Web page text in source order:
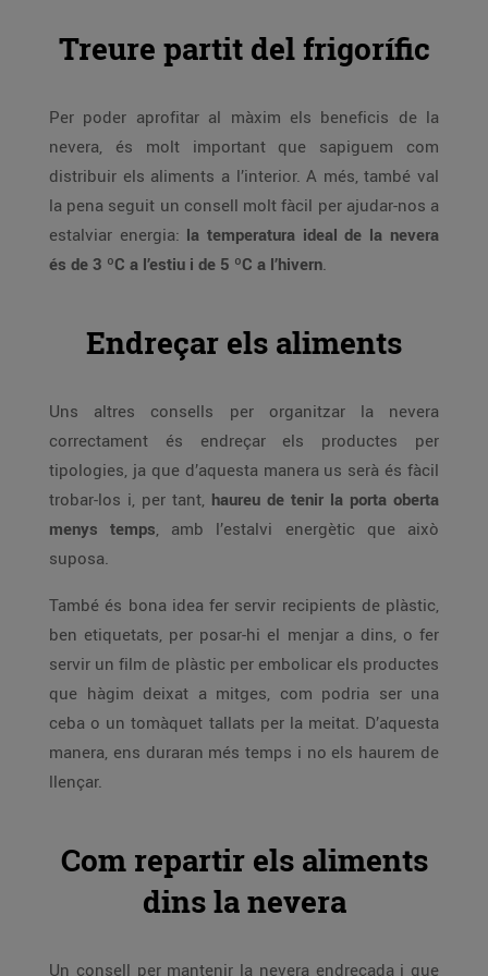
Treure partit del frigorífic
Per poder aprofitar al màxim els beneficis de la
nevera, és molt important que sapiguem com
distribuir els aliments a l’interior. A més, també val
la pena seguit un consell molt fàcil per ajudar-nos a
estalviar energia: la temperatura ideal de la nevera
és de 3 ºC a l’estiu i de 5 ºC a l’hivern.
Endreçar els aliments
Uns altres consells per organitzar la nevera
correctament és endreçar els productes per
tipologies, ja que d’aquesta manera us serà és fàcil
trobar-los i, per tant, haureu de tenir la porta oberta
menys temps, amb l’estalvi energètic que això
suposa.
També és bona idea fer servir recipients de plàstic,
ben etiquetats, per posar-hi el menjar a dins, o fer
servir un film de plàstic per embolicar els productes
que hàgim deixat a mitges, com podria ser una
ceba o un tomàquet tallats per la meitat. D’aquesta
manera, ens duraran més temps i no els haurem de
llençar.
Com repartir els aliments
dins la nevera
Un consell per mantenir la nevera endreçada i que